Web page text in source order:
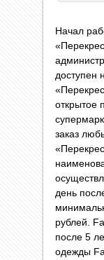
Начал
доступен
открытое
заказ
день
рублей.
после 5
одежды